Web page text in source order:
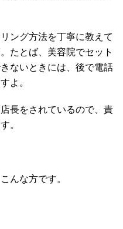
ング方法を丁寧に教えて
たとば、美容院でセット
ないときには、後で電話
よ。
長をされているので、責
。
んな方です。